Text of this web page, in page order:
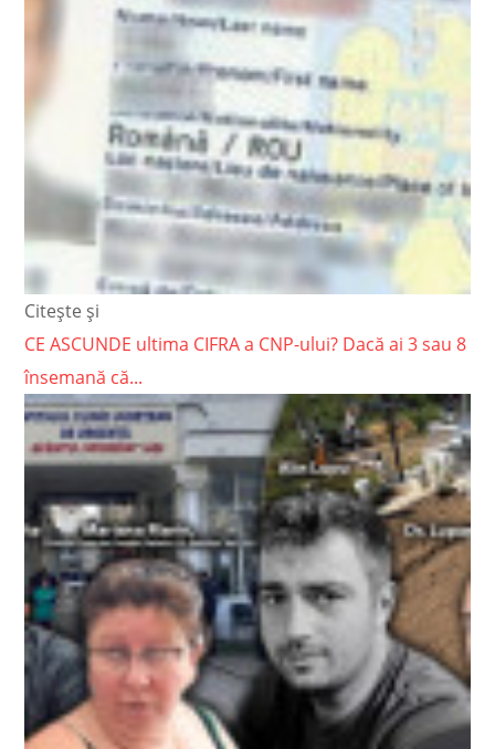
Citește și
CE ASCUNDE ultima CIFRA a CNP-ului? Dacă ai 3 sau 8
însemană că...